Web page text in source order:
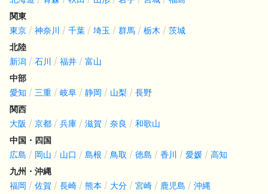
関東
東京
神奈川 千葉 埼玉 群馬 栃木
茨城
北陸
新潟
石川 福井
富山
中部
愛知
三重 岐阜 静岡 山梨
長野
関西
大阪
京都 兵庫 滋賀 奈良
和歌山
中国・四国
広島
岡山 山口 島根 鳥取 徳島 香川 愛媛
高知
九州・沖縄
福岡
佐賀 長崎 熊本 大分 宮崎 鹿児島 沖縄